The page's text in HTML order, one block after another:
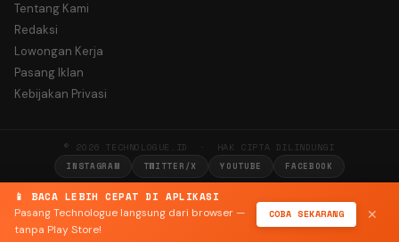
📱 BACA LEBIH CEPAT DI APLIKASI
Pasang Technologue langsung dari browser —
tanpa Play Store!
COBA SEKARANG ✕
Tentang Kami
Redaksi
Lowongan Kerja
Pasang Iklan
Kebijakan Privasi
© 2026 TECHNOLOGUE.ID · HAK CIPTA DILINDUNGI
INSTAGRAM TWITTER/X YOUTUBE FACEBOOK